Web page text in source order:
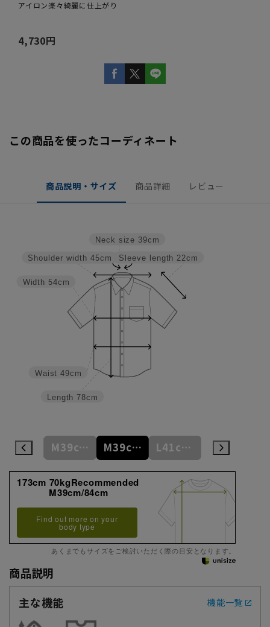
アイロン楽々綺麗に仕上がり
4,730円
この商品を使ったコーディネート
商品説明・サイズ 商品詳細 レビュー
Sleeve length 22cm
Neck size 39cm
Length 78cm
Waist 49cm
Width 54cm
Shoulder width 45cm
S37cm/82cm M39cm/80cm M39cm/84cm L41cm/82cm
173cm 70kgRecommended
M39cm/84cm
Find out more on your
body type
あくまでもサイズをご検討いただく際の目安となります。
商品説明
主な機能
機能一覧